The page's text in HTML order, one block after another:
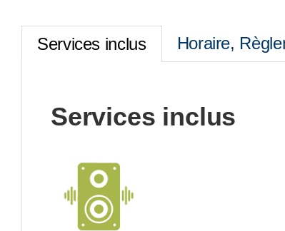
Services inclus Horaire,
Services inclus